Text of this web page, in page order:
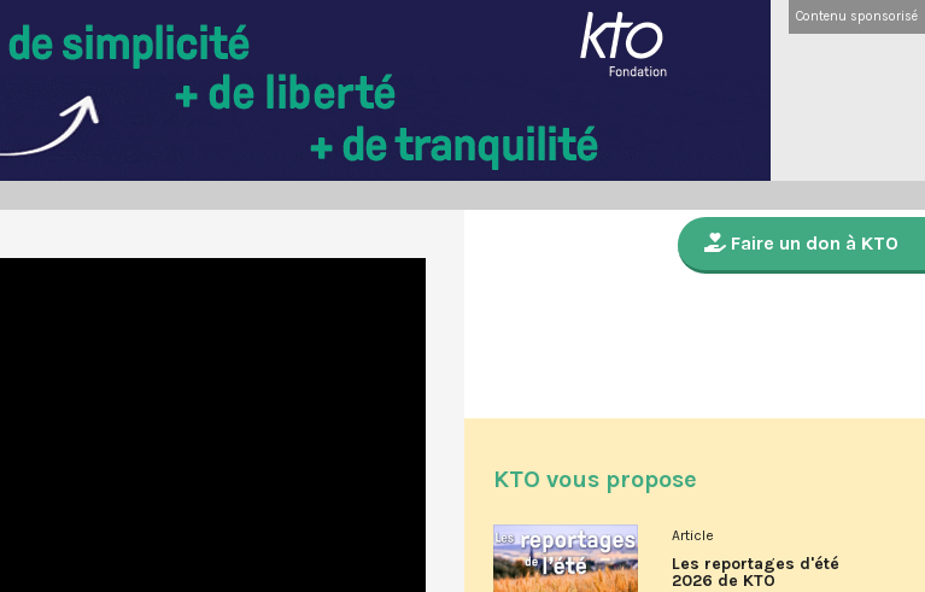
Contenu sponsorisé
Faire un don à KTO
KTO vous propose
Article
Les reportages d'été
2026 de KTO